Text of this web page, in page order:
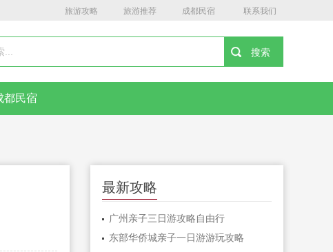
旅游攻略 旅游推荐 成都民宿 联系我们
都民宿
最新攻略
广州亲子三日游攻略自由行
东部华侨城亲子一日游游玩攻略